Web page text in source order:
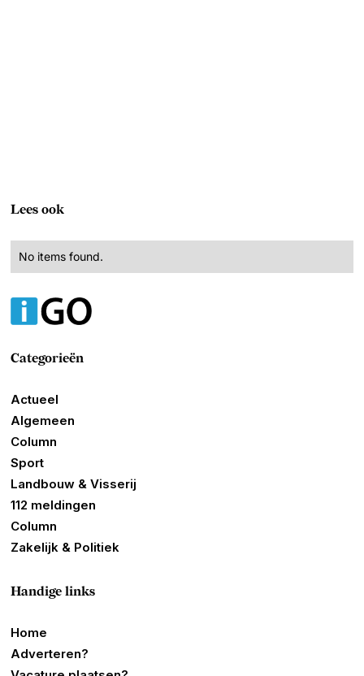
Lees ook
No items found.
Categorieën
Actueel
Algemeen
Column
Sport
Landbouw & Visserij
112 meldingen
Column
Zakelijk & Politiek
Handige links
Home
Adverteren?